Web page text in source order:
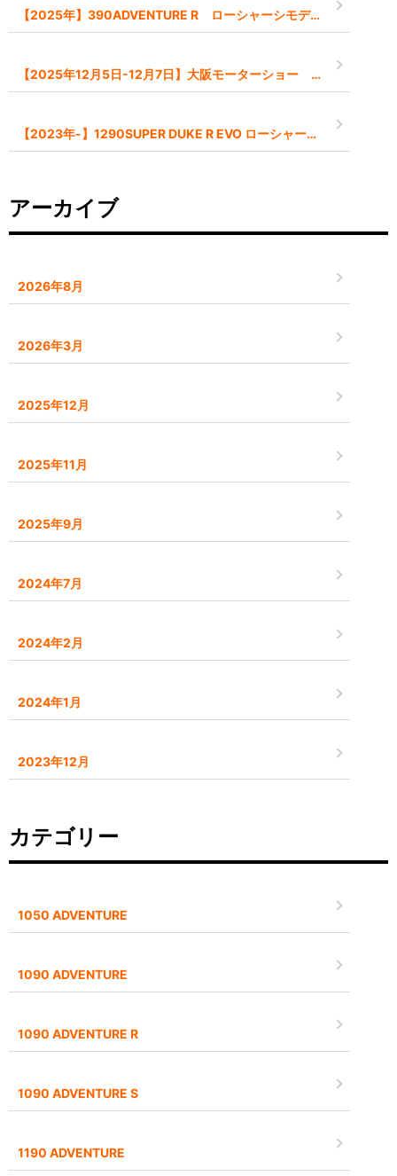
【2025年】390ADVENTURE R ローシャーシモデル【-45mm】
【2025年12月5日-12月7日】大阪モーターショー インポートブランドとして出展します
【2023年-】1290SUPER DUKE R EVO ローシャーシモデル【-45mm】
アーカイブ
2026年8月
2026年3月
2025年12月
2025年11月
2025年9月
2024年7月
2024年2月
2024年1月
2023年12月
カテゴリー
1050 ADVENTURE
1090 ADVENTURE
1090 ADVENTURE R
1090 ADVENTURE S
1190 ADVENTURE